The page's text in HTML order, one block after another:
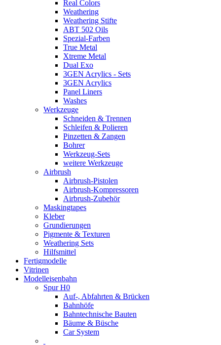
Real Colors
Weathering
Weathering Stifte
ABT 502 Oils
Spezial-Farben
True Metal
Xtreme Metal
Dual Exo
3GEN Acrylics - Sets
3GEN Acrylics
Panel Liners
Washes
Werkzeuge
Schneiden & Trennen
Schleifen & Polieren
Pinzetten & Zangen
Bohrer
Werkzeug-Sets
weitere Werkzeuge
Airbrush
Airbrush-Pistolen
Airbrush-Kompressoren
Airbrush-Zubehör
Maskingtapes
Kleber
Grundierungen
Pigmente & Texturen
Weathering Sets
Hilfsmittel
Fertigmodelle
Vitrinen
Modelleisenbahn
Spur H0
Auf-, Abfahrten & Brücken
Bahnhöfe
Bahntechnische Bauten
Bäume & Büsche
Car System